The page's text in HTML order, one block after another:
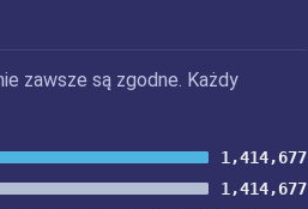
zawsze są zgodne. Każdy
1,414,677
1,414,677